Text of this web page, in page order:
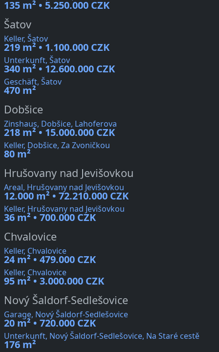
135 m² • 5.250.000 CZK
Šatov
Keller, Šatov
219 m² • 1.100.000 CZK
Unterkunft, Šatov
340 m² • 12.600.000 CZK
Geschäft, Šatov
470 m²
Dobšice
Zinshaus, Dobšice, Lahoferova
218 m² • 15.000.000 CZK
Keller, Dobšice, Za Zvoničkou
80 m²
Hrušovany nad Jevišovkou
Areal, Hrušovany nad Jevišovkou
12.000 m² • 72.210.000 CZK
Keller, Hrušovany nad Jevišovkou
36 m² • 700.000 CZK
Chvalovice
Keller, Chvalovice
24 m² • 479.000 CZK
Keller, Chvalovice
95 m² • 3.000.000 CZK
Nový Šaldorf-Sedlešovice
Garage, Nový Šaldorf-Sedlešovice
20 m² • 720.000 CZK
Unterkunft, Nový Šaldorf-Sedlešovice, Na Staré cestě
176 m²